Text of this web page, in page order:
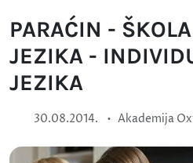
PARAĆIN -
JEZIKA -
JEZIKA
30.08.2014. • Akademija